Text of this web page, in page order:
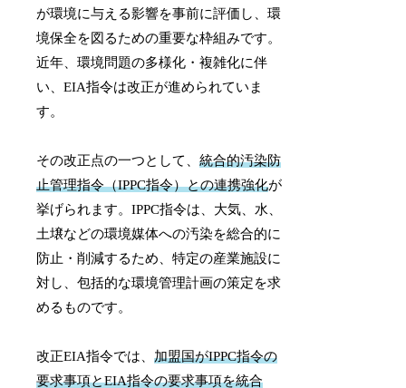
が環境に与える影響を事前に評価し、環
境保全を図るための重要な枠組みです。
近年、環境問題の多様化・複雑化に伴
い、EIA指令は改正が進められていま
す。
その改正点の一つとして、統合的汚染防
止管理指令（IPPC指令）との連携強化が
挙げられます。IPPC指令は、大気、水、
土壌などの環境媒体への汚染を総合的に
防止・削減するため、特定の産業施設に
対し、包括的な環境管理計画の策定を求
めるものです。
改正EIA指令では、加盟国がIPPC指令の
要求事項とEIA指令の要求事項を統合